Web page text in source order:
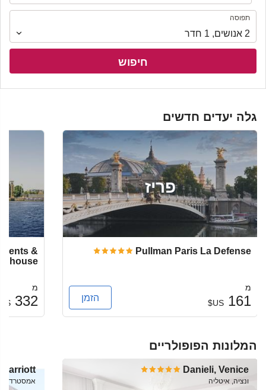
תפוסה
תפוסה
2 אנושים 1 חדר
חיפוש
גלה יעדים חדשים
פריז
Pullman Paris La Defense
מ
161
US$ הזמן
&
מ
332
US$
המלונות הפופולריים
Danieli, Venice
ונציה, איטליה אמסטרדם, Netherlands